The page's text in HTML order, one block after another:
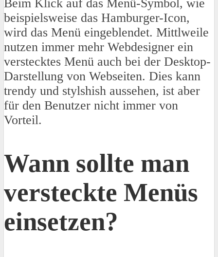
Beim Klick auf das Menü-Symbol, wie
beispielsweise das Hamburger-Icon,
wird das Menü eingeblendet. Mittlweile
nutzen immer mehr Webdesigner ein
verstecktes Menü auch bei der Desktop-
Darstellung von Webseiten. Dies kann
trendy und stylshish aussehen, ist aber
für den Benutzer nicht immer von
Vorteil.
Wann sollte man
versteckte Menüs
einsetzen?